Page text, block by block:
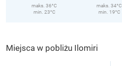
maks. 36°C
min. 23°C
maks. 34°C
min. 19°C
Miejsca w pobliżu Ilomiri